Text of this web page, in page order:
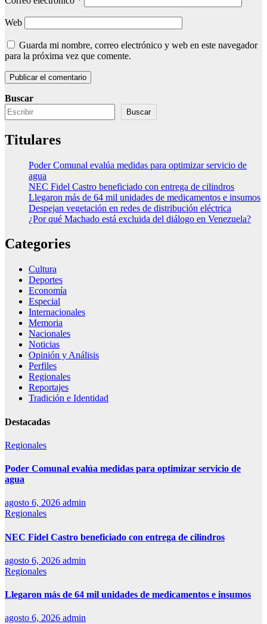
Web
Guarda mi nombre, correo electrónico y web en este navegador
para la próxima vez que comente.
Buscar
Buscar
Titulares
Poder Comunal evalúa medidas para optimizar servicio de
agua
NEC Fidel Castro beneficiado con entrega de cilindros
Llegaron más de 64 mil unidades de medicamentos e insumos
Despejan vegetación en redes de distribución eléctrica
¿Por qué Machado está excluida del diálogo en Venezuela?
Categories
Cultura
Deportes
Economía
Especial
Internacionales
Memoria
Nacionales
Noticias
Opinión y Análisis
Perfiles
Regionales
Reportajes
Tradición e Identidad
Destacadas
Regionales
Poder Comunal evalúa medidas para optimizar servicio de
agua
agosto 6, 2026 admin
Regionales
NEC Fidel Castro beneficiado con entrega de cilindros
agosto 6, 2026 admin
Regionales
Llegaron más de 64 mil unidades de medicamentos e insumos
agosto 6, 2026 admin